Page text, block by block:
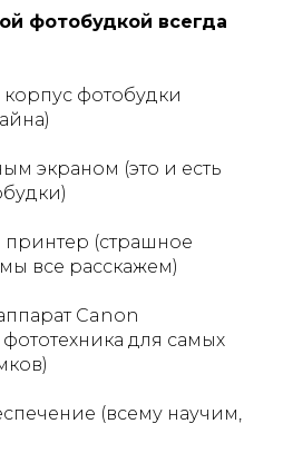
фотобудкой всегда
фотобудки
экраном (это и есть
(страшное
все расскажем)
Canon
для самых
(всему научим,